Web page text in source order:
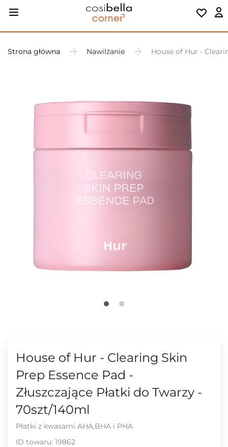
Strona główna Nawilżanie House of Hur -
House of Hur - Clearing Skin
Prep Essence Pad -
Złuszczające Płatki do Twarzy -
70szt/140ml
Płatki z kwasami AHA,BHA i PHA
ID towaru: 19862